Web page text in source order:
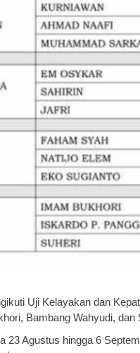
Uji Kelayakan dan
Bambang Wahyudi, dan
23 Agustus hingga 6